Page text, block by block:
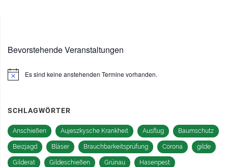
Bevorstehende Veranstaltungen
HinweisEs sind keine anstehenden Termine vorhanden.
SCHLAGWÖRTER
Anschießen Aujeszkysche Krankheit Ausflug Baumschutz
Beizjagd Bläser Brauchbarkeitsprüfung Corona gilde
Gilderat Gildeschießen Grünau Hasenpest